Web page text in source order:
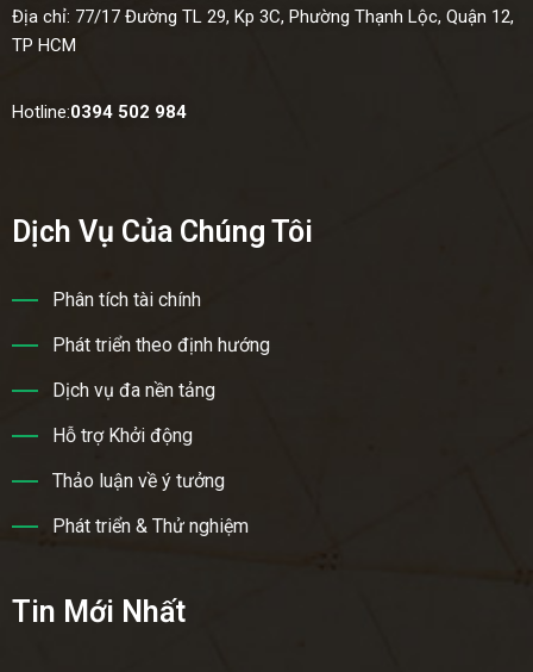
Địa chỉ: 77/17 Đường TL 29, Kp 3C, Phường Thạnh Lộc, Quận 12,
TP HCM
Hotline:0394 502 984
Dịch Vụ Của Chúng Tôi
Phân tích tài chính
Phát triển theo định hướng
Dịch vụ đa nền tảng
Hỗ trợ Khởi động
Thảo luận về ý tưởng
Phát triển & Thử nghiệm
Tin Mới Nhất